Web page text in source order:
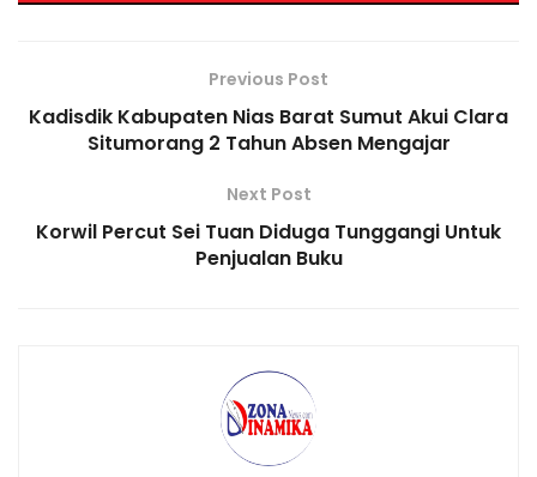
Previous Post
Kadisdik Kabupaten Nias Barat Sumut Akui Clara
Situmorang 2 Tahun Absen Mengajar
Next Post
Korwil Percut Sei Tuan Diduga Tunggangi Untuk
Penjualan Buku